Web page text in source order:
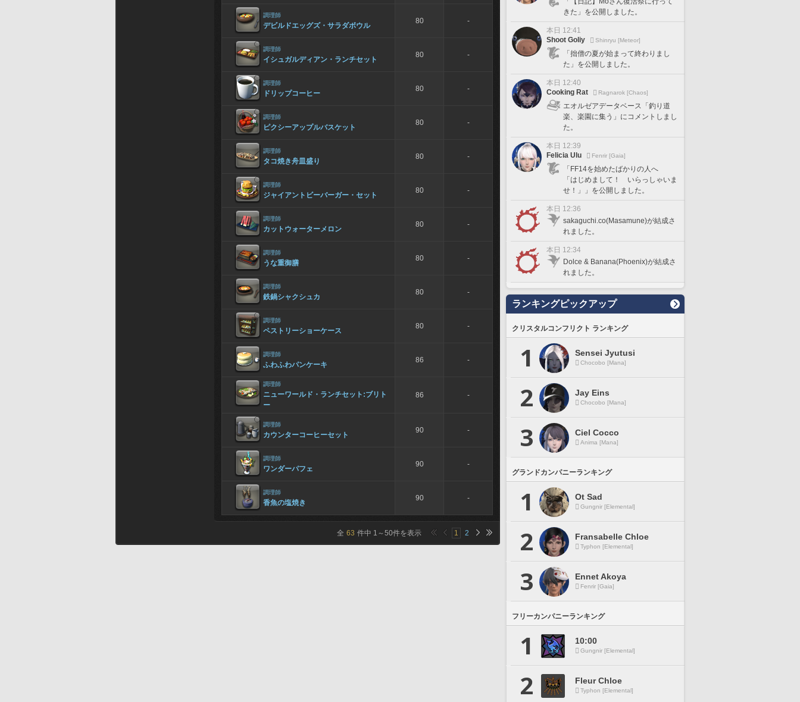
調理師
デビルドエッグズ・サラダボウル
80 -
調理師
イシュガルディアン・ランチセット
80 -
調理師
ドリップコーヒー
80 -
調理師
ピクシーアップルバスケット
80 -
調理師
タコ焼き舟皿盛り
80 -
調理師
ジャイアントビーバーガー・セット
80 -
調理師
カットウォーターメロン
80 -
調理師
うな重御膳
80 -
調理師
鉄鍋シャクシュカ
80 -
調理師
ペストリーショーケース
80 -
調理師
ふわふわパンケーキ
86 -
調理師
ニューワールド・ランチセット:ブリト
ー
86 -
調理師
カウンターコーヒーセット
90 -
調理師
ワンダーパフェ
90 -
調理師
香魚の塩焼き
90 -
全 63 件中 1 ～50件を表示 1 2
きた」を公開しました。
本日 12:41
Shoot Goliy
Shinryu [Meteor]
「拙僧の夏が始まって終わりまし
た」を公開しました。
本日 12:40
Cooking Rat
Ragnarok [Chaos]
エオルゼアデータベース「釣り道
楽、楽園に集う」にコメントしまし
た。
本日 12:39
Felicia Ulu
Fenrir [Gaia]
「FF14を始めたばかりの人へ
「はじめまして！ いらっしゃいま
せ！」」を公開しました。
本日 12:36
sakaguchi.co(Masamune)が結成さ
れました。
本日 12:34
Dolce & Banana(Phoenix)が結成さ
れました。
ランキングピックアップ
クリスタルコンフリクト ランキング
1 Sensei Jyutusi
Chocobo [Mana]
2 Jay Eins
Chocobo [Mana]
3 Ciel Cocco
Anima [Mana]
グランドカンパニーランキング
1 Ot Sad
Gungnir [Elemental]
2 Fransabelle Chloe
Typhon [Elemental]
3 Ennet Akoya
Fenrir [Gaia]
フリーカンパニーランキング
1 10:00
Gungnir [Elemental]
2 Fleur Chloe
Typhon [Elemental]